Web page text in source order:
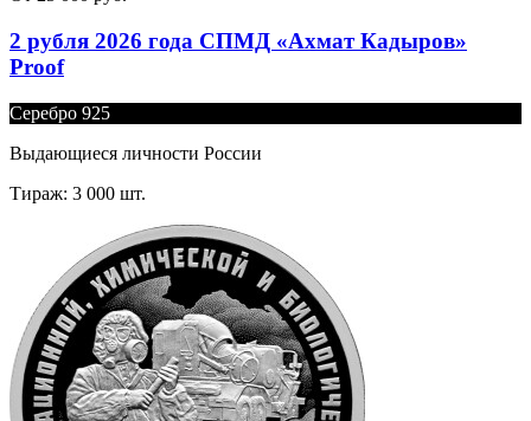
2 рубля 2026 года СПМД «Ахмат Кадыров»
Proof
Серебро 925
Выдающиеся личности России
Тираж: 3 000 шт.